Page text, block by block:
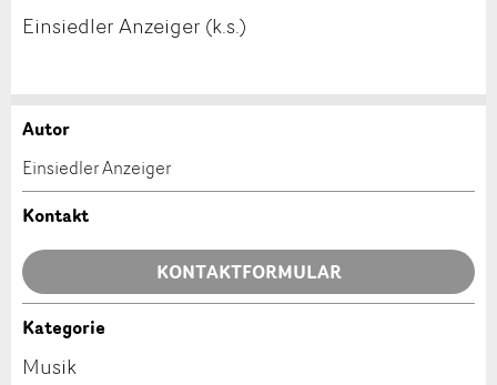
Einsiedler Anzeiger (k.s.)
Anzeige beanstanden
Ihr Feedback wird sehr geschätzt!
Allgemeines Feedback
Anzeige nicht mehr gültig
Anzeige unvollständig
Anzeige weiterempfehlen
Empfehlen Sie diese Anzeige an Freunde weiter.
Autor
Einsiedler Anzeiger
Kontakt
KONTAKTFORMULAR
Kontakt
Kategorie
Musik